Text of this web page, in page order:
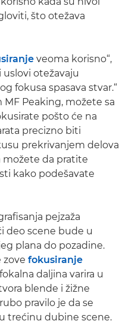
što otežava
veoma korisno“,
uslovi otežavaju
fokusa spasava stvar.“
Peaking, možete sa
pošto će na
precizno biti
prekrivanjem delova
možete da pratite
kako podešavate
pejzaža
deo scene bude u
plana do pozadine.
zove fokusiranje
daljina varira u
blende i žižne
pravilo je da se
trećinu dubine scene.